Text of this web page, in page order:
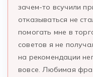
зачем-то всучили
отказываться не
помогать мне в
советов я не
на рекомендации
вовсе. Любимая